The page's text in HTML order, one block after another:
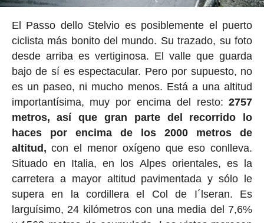
El Passo dello Stelvio es posiblemente el puerto
ciclista más bonito del mundo. Su trazado, su foto
desde arriba es vertiginosa. El valle que guarda
bajo de sí es espectacular. Pero por supuesto, no
es un paseo, ni mucho menos. Está a una altitud
importantísima, muy por encima del resto:2757
metros, así que gran parte del recorrido lo
haces por encima de los 2000 metros de
altitud, con el menor oxígeno que eso conlleva.
Situado en Italia, en los Alpes orientales, es la
carretera a mayor altitud pavimentada y sólo le
supera en la cordillera el Col de I´lseran. Es
larguísimo, 24 kilómetros con una media del 7,6%